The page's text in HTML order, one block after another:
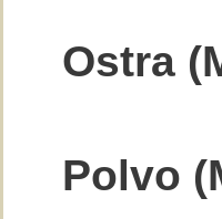
Ostra
Polvo